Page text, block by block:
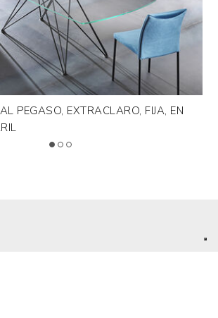
PEGASO, EXTRACLARO, FIJA, EN